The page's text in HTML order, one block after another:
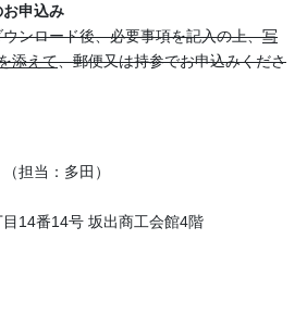
申込み
ンロード後、必要事項を記入の上、写
添えて、郵便又は持参でお申込みくださ
担当：多田）
14番14号 坂出商工会館4階